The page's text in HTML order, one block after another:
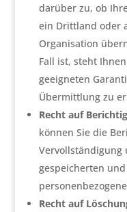
darüber zu, ob
ein Drittland oder
Organisation
Fall ist, steht
geeigneten
Übermittlung zu
Recht auf
können Sie die
Vervollständigung
gespeicherten
Recht auf